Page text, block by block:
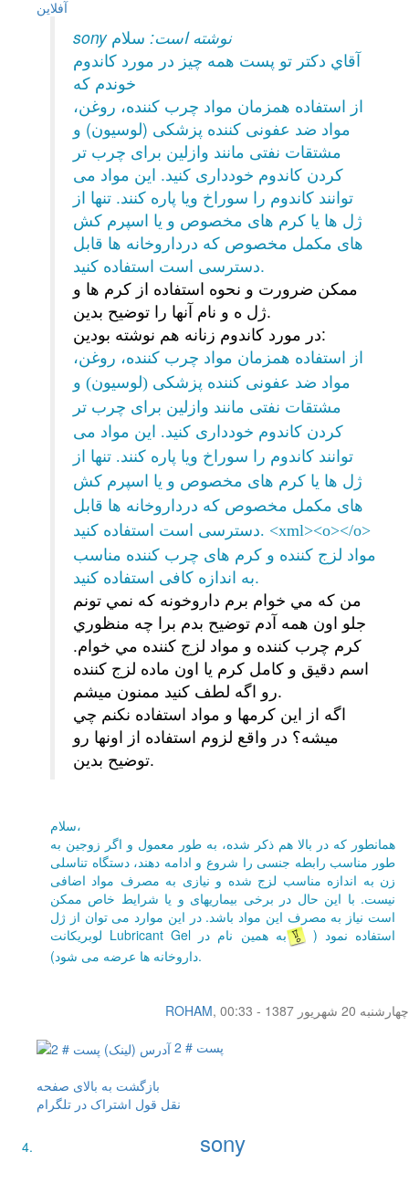
آفلاين
sony نوشته است: سلام
آقاي دكتر تو پست همه چيز در مورد كاندوم
خوندم كه
از استفاده همزمان مواد چرب کننده، روغن،
مواد ضد عفونی کننده پزشکی (لوسیون) و
مشتقات نفتی مانند وازلین برای چرب تر
کردن کاندوم خودداری کنید. این مواد می
توانند کاندوم را سوراخ ویا پاره کنند. تنها از
ژل ها یا کرم های مخصوص و یا اسپرم کش
های مکمل مخصوص که درداروخانه ها قابل
دسترسی است استفاده کنید.
ممكن ضرورت و نحوه استفاده از كرم ها و
ژل ه و نام آنها را توضيح بدين.
در مورد كاندوم زنانه هم نوشته بودين:
از استفاده همزمان مواد چرب کننده، روغن،
مواد ضد عفونی کننده پزشکی (لوسیون) و
مشتقات نفتی مانند وازلین برای چرب تر
کردن کاندوم خودداری کنید. این مواد می
توانند کاندوم را سوراخ ویا پاره کنند. تنها از
ژل ها یا کرم های مخصوص و یا اسپرم کش
های مکمل مخصوص که درداروخانه ها قابل
دسترسی است استفاده کنید. <xml><o></o>
مواد لزج کننده و کرم های چرب کننده مناسب
به اندازه کافی استفاده کنید.
من كه مي خوام برم داروخونه كه نمي تونم
جلو اون همه آدم توضيح بدم برا چه منظوري
كرم چرب كننده و مواد لزج كننده مي خوام.
اسم دقيق و كامل كرم يا اون ماده لزج كننده
رو اگه لطف كنيد ممنون ميشم.
اگه از اين كرمها و مواد استفاده نكنم چي
ميشه؟ در واقع لزوم استفاده از اونها رو
توضيح بدين.
سلام،
همانطور که در بالا هم ذکر شده، به طور معمول و اگر زوجین به
طور مناسب رابطه جنسی را شروع و ادامه دهند، دستگاه تناسلی
زن به اندازه مناسب لزج شده و نیازی به مصرف مواد اضافی
نیست. با این حال در برخی بیماریهای و یا شرایط خاص ممکن
است نیاز به مصرف این مواد باشد. در این موارد می توان از ژل
لوبریکانت Lubricant Gel استفاده نمود (
به همین نام در
داروخانه ها عرضه می شود).
ROHAM,
چهار‌شنبه 20 شهریور 1387 - 00:33
پست # 2
بازگشت به بالای صفحه
نقل قول اشتراک در تلگرام
sony